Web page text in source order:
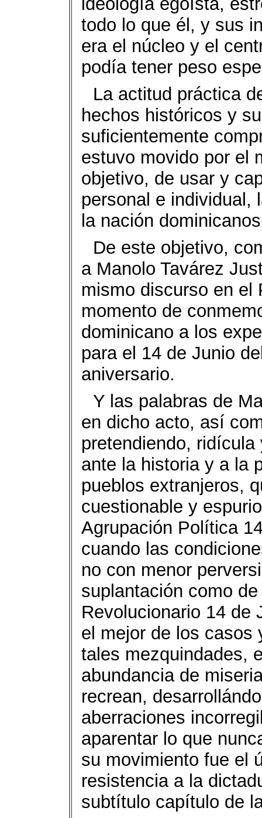
todo lo que él, y sus
era el núcleo y el
podía tener peso
La actitud práctica
hechos históricos y
suficientemente
estuvo movido por el
objetivo, de usar y
personal e individual,
la nación
De este objetivo,
a Manolo Tavárez
mismo discurso en el
momento de
dominicano a los
para el 14 de Junio
aniversario.
Y las palabras de
en dicho acto, así
pretendiendo,
ante la historia y a la
pueblos extranjeros,
cuestionable y
Agrupación Política
cuando las
no con menor
suplantación como
Revolucionario 14
el mejor de los casos
tales mezquindades,
abundancia de
recrean,
aberraciones
aparentar lo que
su movimiento fue el
resistencia a la
subtítulo capítulo de